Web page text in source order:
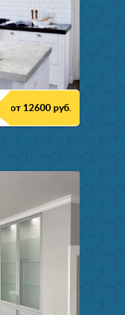
от 12600 руб.